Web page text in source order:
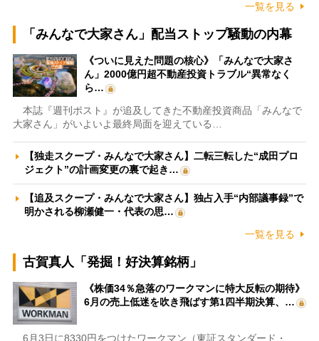
一覧を見る
「みんなで大家さん」配当ストップ騒動の内幕
《ついに見えた問題の核心》「みんなで大家さ
ん」2000億円超不動産投資トラブル“異常なく
ら…
本誌『週刊ポスト』が追及してきた不動産投資商品「みんなで
大家さん」がいよいよ最終局面を迎えている…
【独走スクープ・みんなで大家さん】二転三転した“成田プロ
ジェクト”の計画変更の裏で起き…
【追及スクープ・みんなで大家さん】独占入手“内部議事録”で
明かされる柳瀬健一・代表の思…
一覧を見る
古賀真人「発掘！好決算銘柄」
《株価34％急落のワークマンに特大反転の期待》
6月の売上低迷を吹き飛ばす第1四半期決算、…
6月3日に8330円をつけたワークマン（東証スタンダード・